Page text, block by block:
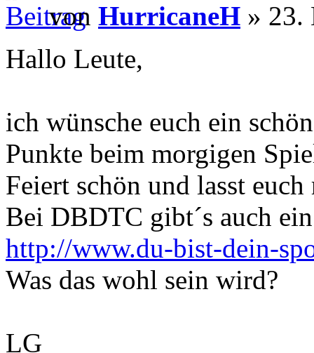
von HurricaneH » 23.
Hallo Leute,
ich wünsche euch ein
Punkte beim morgigen
Feiert schön und lasst
Bei DBDTC gibt´s auch
http://www.du-bist-dein-
Was das wohl sein wird?
LG